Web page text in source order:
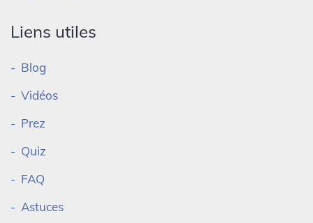
Liens utiles
Blog
Vidéos
Prez
Quiz
FAQ
Astuces